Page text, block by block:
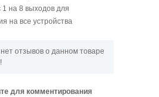
на 8 выходов для
на все устройства
отзывов о данном товаре
для комментирования